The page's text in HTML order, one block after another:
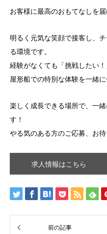
お客様に最高のおもてなしを
明るく元気な笑顔で接客し、
る環境です。
経験がなくても「挑戦したい
屋形船での特別な体験を一緒
楽しく成長できる場所で、一
す！
やる気のある方のご応募、お待
求人情報はこちら